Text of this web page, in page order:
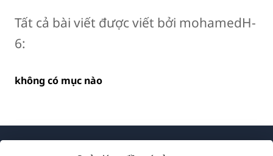
Tất cả bài viết được viết bởi mohamedH-
6:
không có mục nào